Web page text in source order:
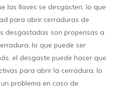
las llaves se desgasten, lo que
para abrir cerraduras de
desgastadas son propensas a
lo que puede ser
el desgaste puede hacer que
para abrir la cerradura, lo
problema en caso de